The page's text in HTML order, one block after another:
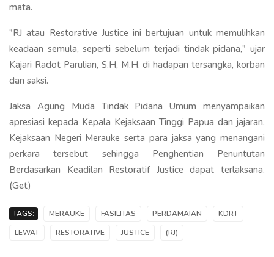
mata.
"RJ atau Restorative Justice ini bertujuan untuk memulihkan
keadaan semula, seperti sebelum terjadi tindak pidana," ujar
Kajari Radot Parulian, S.H, M.H. di hadapan tersangka, korban
dan saksi.
Jaksa Agung Muda Tindak Pidana Umum menyampaikan
apresiasi kepada Kepala Kejaksaan Tinggi Papua dan jajaran,
Kejaksaan Negeri Merauke serta para jaksa yang menangani
perkara tersebut sehingga Penghentian Penuntutan
Berdasarkan Keadilan Restoratif Justice dapat terlaksana.
(Get)
TAGS: MERAUKE FASILITAS PERDAMAIAN
KDRT
LEWAT
RESTORATIVE JUSTICE (RJ)